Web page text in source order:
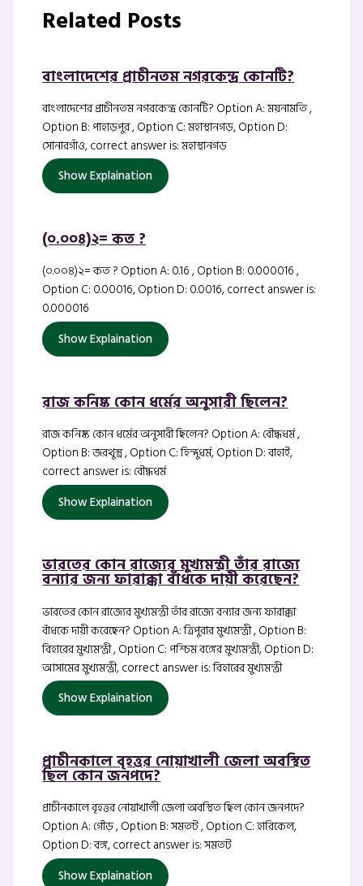
Related Posts
বাংলাদেশের প্রাচীনতম নগরকেন্দ্র কোনটি?
বাংলাদেশের প্রাচীনতম নগরকেন্দ্র কোনটি? Option A: ময়নামতি ,
Option B: পাহাড়পুর , Option C: মহাস্থানগড়, Option D:
সোনারগাঁও, correct answer is: মহাস্থানগড়
Show Explaination
(০.০০৪)২= কত ?
(০.০০৪)২= কত ? Option A: 0.16 , Option B: 0.000016 ,
Option C: 0.00016, Option D: 0.0016, correct answer is:
0.000016
Show Explaination
রাজ কনিষ্ক কোন ধর্মের অনুসারী ছিলেন?
রাজ কনিষ্ক কোন ধর্মের অনুসারী ছিলেন? Option A: বৌদ্ধধর্ম ,
Option B: জরথুস্ত্র , Option C: হিন্দুধর্ম, Option D: বাহাই,
correct answer is: বৌদ্ধধর্ম
Show Explaination
ভারতের কোন রাজ্যের মুখ্যমন্ত্রী তাঁর রাজ্যে
বন্যার জন্য ফারাক্কা বাঁধকে দায়ী করেছেন?
ভারতের কোন রাজ্যের মুখ্যমন্ত্রী তাঁর রাজ্যে বন্যার জন্য ফারাক্কা
বাঁধকে দায়ী করেছেন? Option A: ত্রিপুরার মুখ্যমন্ত্রী , Option B:
বিহারের মুখ্যমন্ত্রী , Option C: পশ্চিম বঙ্গের মুখ্যমন্ত্রী, Option D:
আসামের মুখ্যমন্ত্রী, correct answer is: বিহারের মুখ্যমন্ত্রী
Show Explaination
প্রাচীনকালে বৃহত্তর নোয়াখালী জেলা অবস্থিত
ছিল কোন জনপদে?
প্রাচীনকালে বৃহত্তর নোয়াখালী জেলা অবস্থিত ছিল কোন জনপদে?
Option A: গৌড় , Option B: সমতট , Option C: হারিকেল,
Option D: বঙ্গ, correct answer is: সমতট
Show Explaination